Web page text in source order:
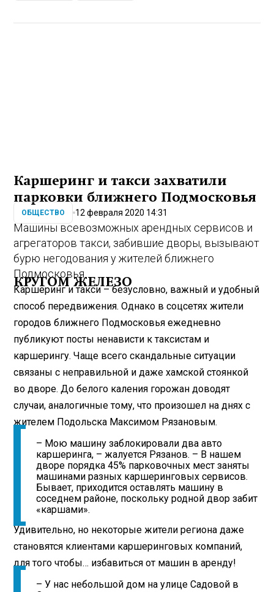
Каршеринг и такси захватили
парковки ближнего Подмосковья
ОБЩЕСТВО 12 февраля 2020 14:31
Машины всевозможных арендных сервисов и
агрегаторов такси, забившие дворы, вызывают
бурю негодования у жителей ближнего
Подмосковья.
КРУГОМ ЖЕЛЕЗО
Каршеринг и такси – безусловно, важный и удобный
способ передвижения. Однако в соцсетях жители
городов ближнего Подмосковья ежедневно
публикуют посты ненависти к таксистам и
каршерингу. Чаще всего скандальные ситуации
связаны с неправильной и даже хамской стоянкой
во дворе. До белого каления горожан доводят
случаи, аналогичные тому, что произошел на днях с
жителем Подольска Максимом Рязановым.
– Мою машину заблокировали два авто
каршеринга, – жалуется Рязанов. – В нашем
дворе порядка 45% парковочных мест заняты
машинами разных каршеринговых сервисов.
Бывает, приходится оставлять машину в
соседнем районе, поскольку родной двор забит
«каршами».
Удивительно, но некоторые жители региона даже
становятся клиентами каршеринговых компаний,
для того чтобы… избавиться от машин в аренду!
– У нас небольшой дом на улице Садовой в